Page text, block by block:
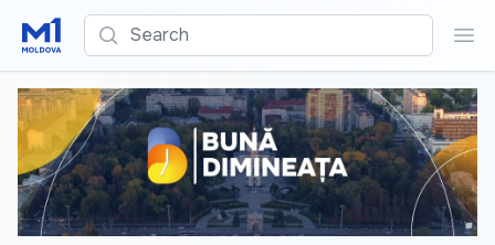
Search